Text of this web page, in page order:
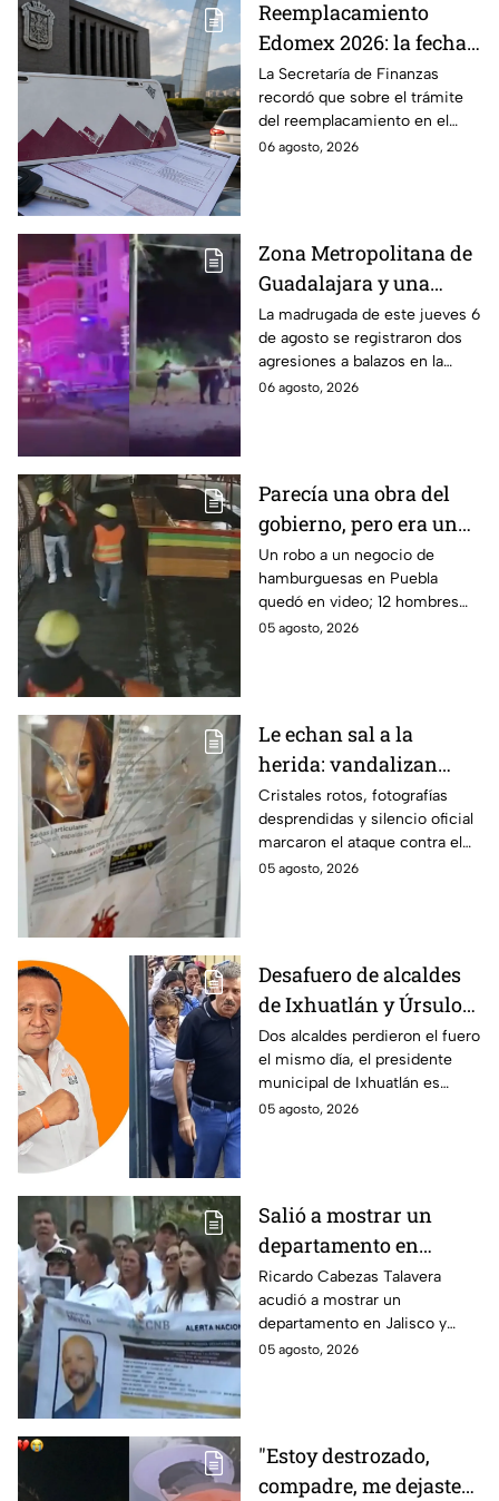
Reemplacamiento
Edomex 2026: la fecha
límite para obtener el
100% de descuento
La Secretaría de Finanzas
recordó que sobre el trámite
del reemplacamiento en el
Edomex, ¿hasta cuándo se
06 agosto, 2026
Zona Metropolitana de
Guadalajara y una
jornada de violencia:
Asesinan a balazos a
dos hombres en
Tlajomulco y El Salto
La madrugada de este jueves 6
de agosto se registraron dos
agresiones a balazos en la
Zona Metropolitana de
06 agosto, 2026
Parecía una obra del
gobierno, pero era un
robo planeado: Así
saquearon negocio de
hamburguesas en
Puebla
Un robo a un negocio de
hamburguesas en Puebla
quedó en video; 12 hombres
habrían fingido ser
05 agosto, 2026
Le echan sal a la
herida: vandalizan
memorial de
desaparecidos en
Veracruz en medio de
crisis
Cristales rotos, fotografías
desprendidas y silencio oficial
marcaron el ataque contra el
memorial de desaparecidos,
05 agosto, 2026
Desafuero de alcaldes
de Ixhuatlán y Úrsulo
Galván: uno de ellos
está implicado en el
asesinato de la
periodista Roxana
Dos alcaldes perdieron el fuero
el mismo día, el presidente
municipal de Ixhuatlán es
investigado por el secuestro y
05 agosto, 2026
Salió a mostrar un
departamento en
Zapopan y no volvió a
casa: Buscan a Ricardo
Cabezas Talavera en
Jalisco
Ricardo Cabezas Talavera
acudió a mostrar un
departamento en Jalisco y
después desapareció;
05 agosto, 2026
"Estoy destrozado,
compadre, me dejaste":